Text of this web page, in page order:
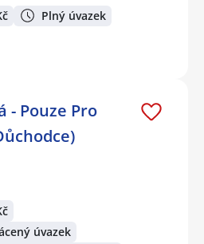
Plný úvazek
- Pouze Pro
úvazek